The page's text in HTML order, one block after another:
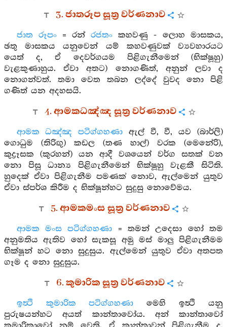
3. ජාතරූප සූත්‍ර වර්ණනාව
ජාත රූපං= රන් රජතංකහවණු - ලොහ මාසකය,
ඡතු මාසකය යනුවෙන් යම් කහවණුවක් ව්‍යවහාරයට
යෙත් ද, ඒ දෙවර්ගයම පිළිගැනීමෙන් (භික්ෂූහු)
වැළකුණාහුය. ඒවා අතට) නොගණිත්, අනුන් ලවා ද
නොගන්වත්. තමා වෙත තබන ලද්දේ වුවද නො පිළි
ගණිත් යන අදහසයි.
4. ආමකධඤ්ඤ සූත්‍ර වර්ණනාව
ආමක ධඤ්ඤ පටිග්ගහණා ඇල් වී, වී, යව (බාර්ලි)
ගොධුම (තිරිඟු) කඩල (තණ හාල්) වරක (මෙනේරි),
කුද්‍රෑසක (කුරහන්) යන ආදී වශයෙන් වර්ග සතක් වන
නො පිසූ ධාන්‍ය පිළිගැනීමෙන් භික්ෂූහු වැළකී සිටිති.
හුදෙක් ඒවා පිළිගැනීම පමණක් නොව, ඇල්මෙන් යුතුව
ඒවා ස්පර්ශ කිරීම ද භික්ෂූන්හට සුදුසු නොවේමය.
5. ආමකමංස සූත්‍ර වර්ණනාව
ආමක මංස පටිග්ගහණා = තමන් උදෙසා හෝ තම
අනුමතිය ඇතිව හෝ සැකසූ අමු මස් මාලු පිළිගැනීමම
භික්ෂූන් හට නො සුදුසුය. ඇල්මෙන් යුතුව ඒවා අතපත
ගෑම ද නො සුදුසුය.
6. කුමාරික සූත්‍ර වර්ණනාව
ඉත්‍ථි කුමාරික පටිග්ගහණා මෙහි ඉත්‍ථි යනු
පුරුෂයන්හට අයත් කාන්තාවෝය. අන් කාන්තාවෝ